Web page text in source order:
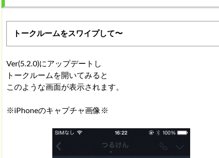
2つ
トークルームをスワイプして〜
Ver(5.2.0)にアップデートし
トークルームを開いてみると
このような画面が表示されます。
※iPhoneのキャプチャ画像※